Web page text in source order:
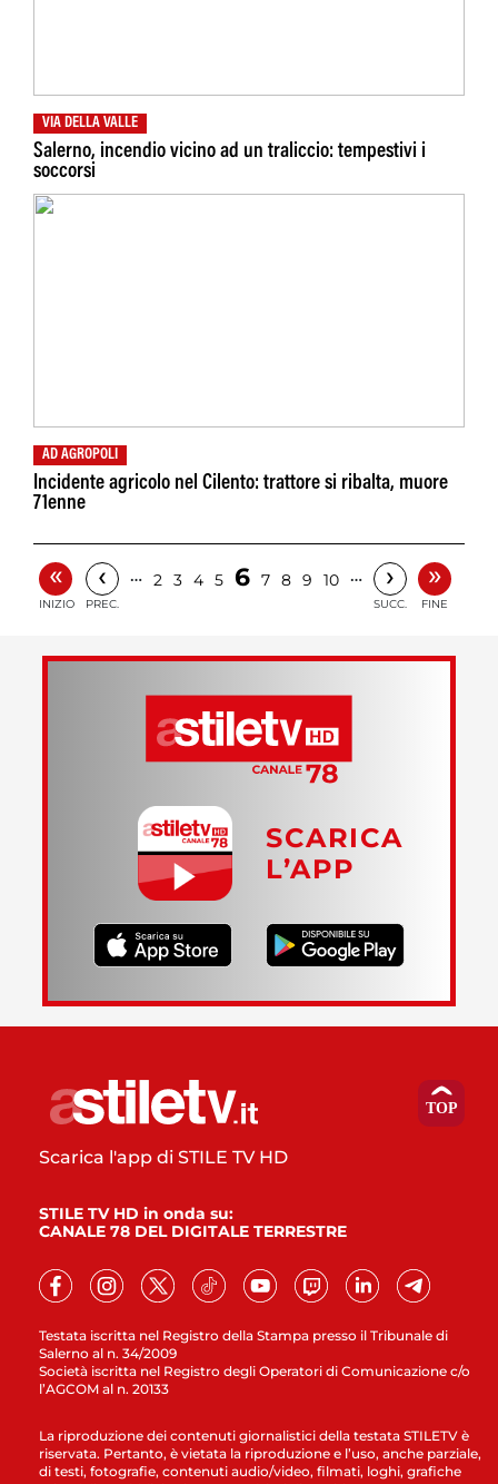
VIA DELLA VALLE
Salerno, incendio vicino ad un traliccio: tempestivi i
soccorsi
AD AGROPOLI
Incidente agricolo nel Cilento: trattore si ribalta, muore
71enne
«
INIZIO
‹
PREC.
… 2 3 4 5 6 7 8 9 10 … ›
SUCC.
»
FINE
SCARICA
L’APP
Testata iscritta nel Registro della Stampa presso il Tribunale di
Salerno al n. 34/2009
Società iscritta nel Registro degli Operatori di Comunicazione c/o
l’AGCOM al n. 20133
Scarica l'app di STILE TV HD
STILE TV HD in onda su:
CANALE 78 DEL DIGITALE TERRESTRE
La riproduzione dei contenuti giornalistici della testata STILETV è
riservata. Pertanto, è vietata la riproduzione e l’uso, anche parziale,
di testi, fotografie, contenuti audio/video, filmati, loghi, grafiche